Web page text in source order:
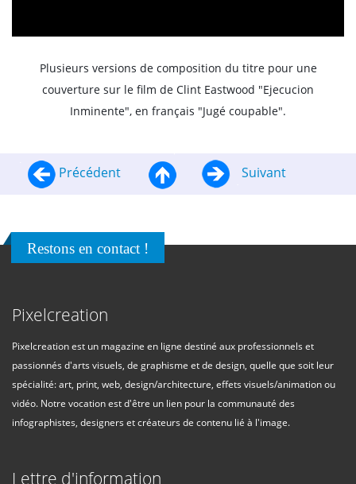
Plusieurs versions de composition du titre pour une
couverture sur le film de Clint Eastwood "Ejecucion
Inminente", en français "Jugé coupable".
Précédent Suivant
Restons en contact !
Pixelcreation
Pixelcreation est un magazine en ligne destiné aux professionnels et
passionnés d'arts visuels, de graphisme et de design, quelle que soit leur
spécialité: art, print, web, design/architecture, effets visuels/animation ou
vidéo. Notre vocation est d'être un lien pour la communauté des
infographistes, designers et créateurs de contenu lié à l'image.
Lettre d'information